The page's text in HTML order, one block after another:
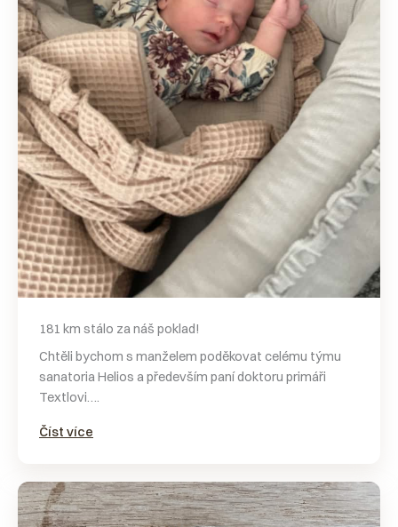
181 km stálo za náš poklad!
Chtěli bychom s manželem poděkovat celému týmu
sanatoria Helios a především paní doktoru primáři
Textlovi….
Číst více